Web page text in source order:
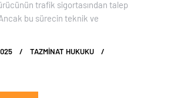
trafik sigortasından talep
bu sürecin teknik ve
TAZMINAT HUKUKU